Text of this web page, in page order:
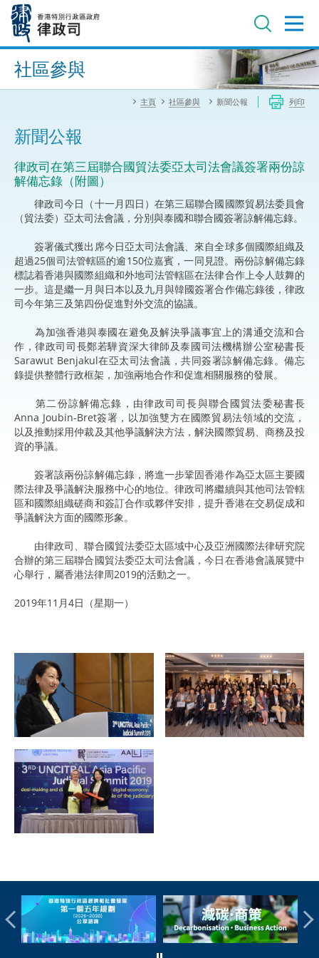
內
進階搜尋
社區參與
主頁 社區參與 新聞公報 列印
新聞公報
律政司在第三屆聯合國貿法委亞太司法會議簽署兩份諒
解備忘錄（附圖）
律政司今日（十一月四日）在第三屆聯合國國際貿易法委員會
（貿法委）亞太司法會議，分別與泰國和聯合國簽署諒解備忘錄。
簽署儀式獲出席今日亞太司法會議、來自全球多個國際組織及
超過25個司法管轄區的逾150位嘉賓，一同見證。兩份諒解備忘錄
標誌着香港與國際組織和外地司法管轄區在法律合作上令人鼓舞的
一步。這是繼一月與日本以及九月與韓國簽署合作備忘錄後，律政
司今年第三及第四份促進對外交流的協議。
為加強香港與泰國在避免及解決爭議事宜上的溝通交流和合
作，律政司司長鄭若驊資深大律師及泰國司法機構辦公室秘書長
Sarawut Benjakul在亞太司法會議，共同簽署諒解備忘錄。備忘
錄提供整體行政框架，加強兩地合作和促進相關服務的發展。
第二份諒解備忘錄，由律政司司長與聯合國貿法委秘書長
Anna Joubin-Bret簽署，以加強雙方在國際貿易法領域的交流，
以及推動採用仲裁及其他爭議解決方法，解決國際貿易、商務及投
資的爭議。
簽署該兩份諒解備忘錄，將進一步鞏固香港作為亞太區主要國
際法律及爭議解決服務中心的地位。律政司將繼續與其他司法管轄
區和國際組織磋商和簽訂合作或夥伴安排，提升香港在交易促成和
爭議解決方面的國際形象。
由律政司、聯合國貿法委亞太區域中心及亞洲國際法律研究院
合辦的第三屆聯合國貿法委亞太司法會議，今日在香港會議展覽中
心舉行，屬香港法律周2019的活動之一。
2019年11月4日（星期一）